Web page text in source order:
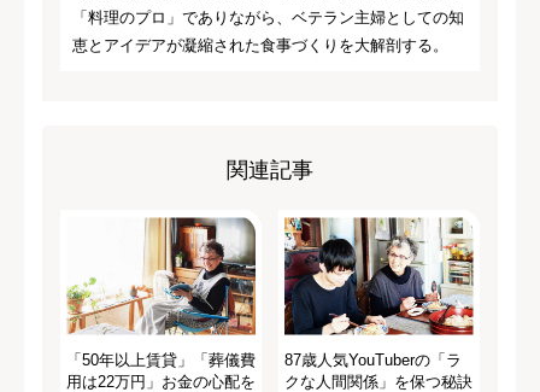
「料理のプロ」でありながら、ベテラン主婦としての知
恵とアイデアが凝縮された食事づくりを大解剖する。
関連記事
「50年以上賃貸」「葬儀費
用は22万円」お金の心配を
87歳人気YouTuberの「ラ
クな人間関係」を保つ秘訣